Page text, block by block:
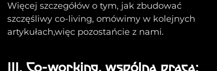
Więcej szczegółów o tym, jak zbudować
szczęśliwy co-living, omówimy w kolejnych
artykułach,więc pozostańcie z nami.
III. Co-working, wspólna praca: